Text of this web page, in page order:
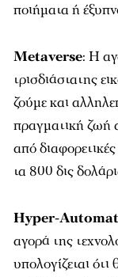
ποιήματα ή
Metaverse: H
τρισδιάστατης
ζούμε και
πραγματική ζωή
από
τα 800 δις
Hyper-
αγορά της
υπολογίζεται